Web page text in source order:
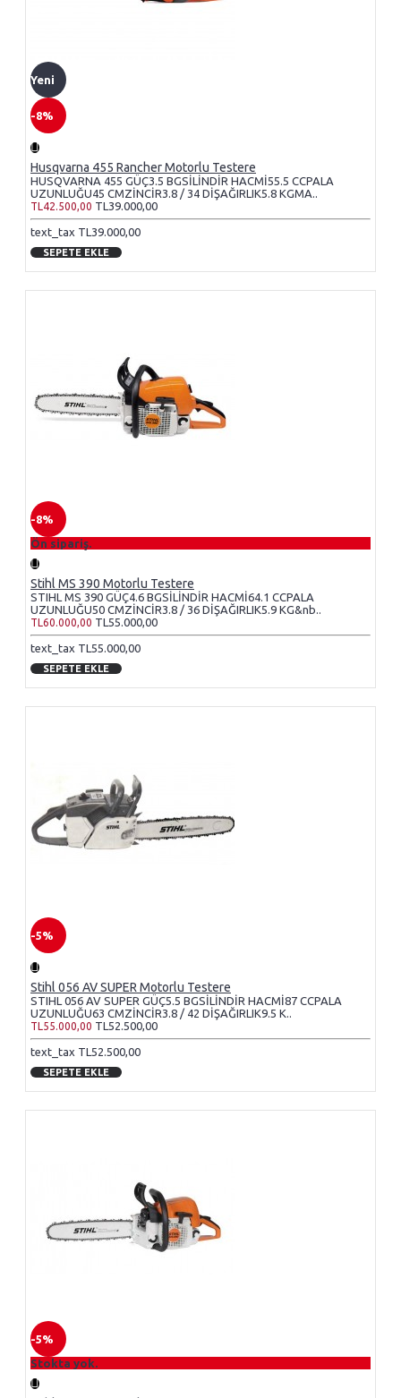
Yeni
-8%
Husqvarna 455 Rancher Motorlu Testere
HUSQVARNA 455 GÜÇ3.5 BGSİLİNDİR HACMİ55.5 CCPALA
UZUNLUĞU45 CMZİNCİR3.8 / 34 DİŞAĞIRLIK5.8 KGMA..
TL42.500,00 TL39.000,00
text_tax TL39.000,00
SEPETE EKLE
-8%
Ön sipariş.
Stihl MS 390 Motorlu Testere
STIHL MS 390 GÜÇ4.6 BGSİLİNDİR HACMİ64.1 CCPALA
UZUNLUĞU50 CMZİNCİR3.8 / 36 DİŞAĞIRLIK5.9 KG&nb..
TL60.000,00 TL55.000,00
text_tax TL55.000,00
SEPETE EKLE
-5%
Stihl 056 AV SUPER Motorlu Testere
STIHL 056 AV SUPER GÜÇ5.5 BGSİLİNDİR HACMİ87 CCPALA
UZUNLUĞU63 CMZİNCİR3.8 / 42 DİŞAĞIRLIK9.5 K..
TL55.000,00 TL52.500,00
text_tax TL52.500,00
SEPETE EKLE
-5%
Stokta yok.